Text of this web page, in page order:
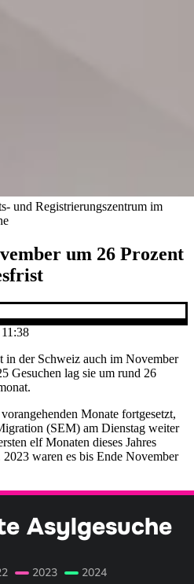
und Registrierungszentrum im
um 26 Prozent
in der Schweiz auch im November
Gesuchen lag sie um rund 26
Monate fortgesetzt,
(SEM) am Dienstag weiter
elf Monaten dieses Jahres
waren es bis Ende November